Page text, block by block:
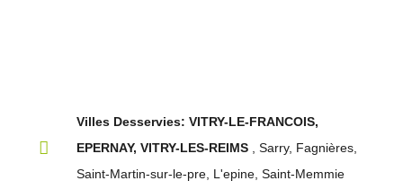
Villes Desservies: VITRY-LE-FRANCOIS,
EPERNAY, VITRY-LES-REIMS
, Sarry, Fagnières,
Saint-Martin-sur-le-pre, L'epine, Saint-Memmie